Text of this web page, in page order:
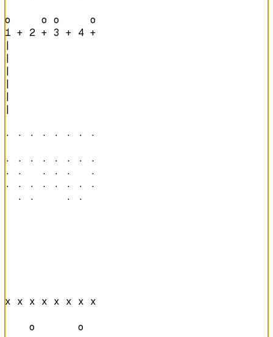
o     o o     o
1 + 2 + 3 + 4 +
|
|
|
|
|
|
· · · · · · · ·
· · · · · · · ·
· ·   · · ·   ·
· · · · · · · ·
  · ·     · ·
x x x x x x x x
    o       o